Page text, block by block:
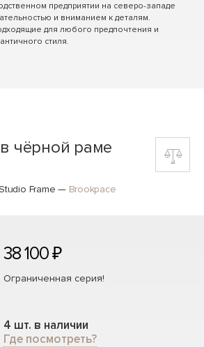
предприятии на северо-западе
и вниманием к деталям.
для любого предпочтения и
стиля.
чёрной раме
Frame — Brookpace
38 100 ₽
Ограниченная серия!
4 шт. в наличии
Где посмотреть?